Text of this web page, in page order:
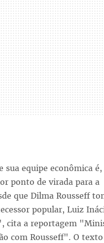
sua equipe econômica é,
ponto de virada para a
que Dilma Rousseff
popular, Luiz
cita a reportagem
com Rousseff". O texto